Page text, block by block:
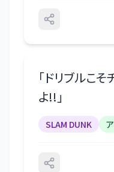
「ドリブルこ
よ!! 」
SLAM DUNK